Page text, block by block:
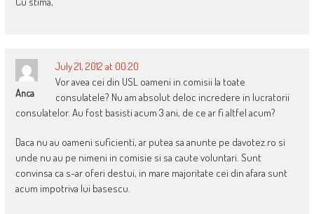
Anca
July 21, 2012 at 00:20
Vor avea cei din USL oameni in comisii la toate
consulatele? Nu am absolut deloc incredere in lucratorii
consulatelor. Au fost basisti acum 3 ani, de ce ar fi altfel acum?
Daca nu au oameni suficienti, ar putea sa anunte pe davotez.ro si
unde nu au pe nimeni in comisie si sa caute voluntari. Sunt
convinsa ca s-ar oferi destui, in mare majoritate cei din afara sunt
acum impotriva lui basescu.